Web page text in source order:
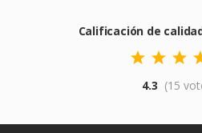
Calificación de
4.3 (15